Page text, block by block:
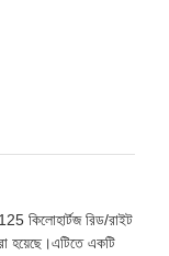
কিলোহার্টজ রিড/রাইট
হয়েছে।এটিতে একটি